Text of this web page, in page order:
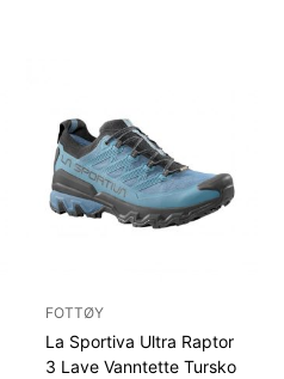
FOTTØY
La Sportiva Ultra Raptor
3 Lave Vanntette Tursko